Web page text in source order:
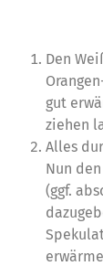
Den
gut
ziehen
Alles
Nun
(ggf.